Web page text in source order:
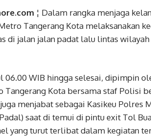
¦ Dalam rangka menjaga
Tangerang Kota melaksanakan
di jalan jalan padat lalu lintas wilayah
06.00 WIB hingga selesai, dipimpin
Tangerang Kota bersama staf Polisi
menjabat sebagai Kasikeu Polres
saat di temui di pintu exit Tol
yang turut terlibat dalam kegiatan